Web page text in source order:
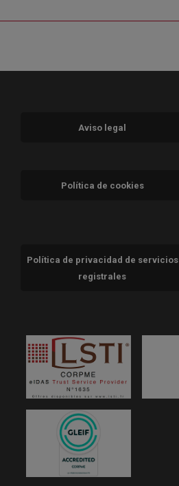
nueva)
en ventana nueva)
(abre en ventana nueva)
nueva)
en ventana nueva)
Aviso legal
Política de cookies
Política de privacidad de servicios
registrales